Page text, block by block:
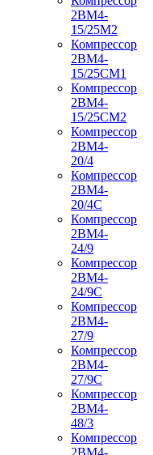
2ВМ4-
15/25М2
Компрессор
2ВМ4-
15/25СМ1
Компрессор
2ВМ4-
15/25СМ2
Компрессор
2ВМ4-
20/4
Компрессор
2ВМ4-
20/4С
Компрессор
2ВМ4-
24/9
Компрессор
2ВМ4-
24/9С
Компрессор
2ВМ4-
27/9
Компрессор
2ВМ4-
27/9С
Компрессор
2ВМ4-
48/3
Компрессор
2ВМ4-